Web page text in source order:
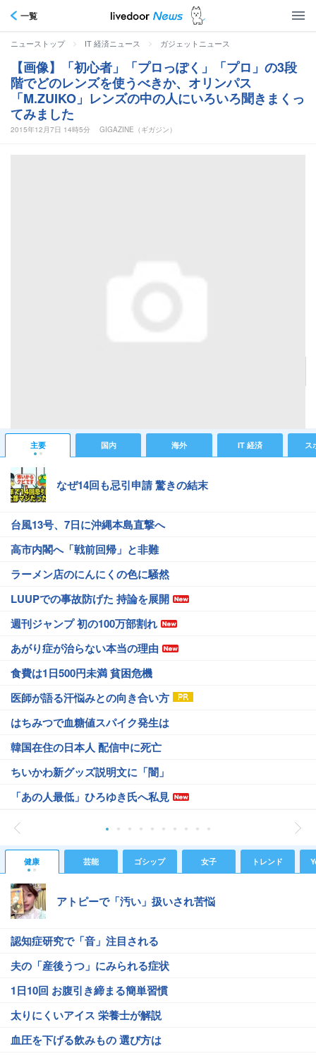
一覧
ニューストップ > IT 経済ニュース > ガジェットニュース
【画像】「初心者」「プロっぽく」「プロ」の3段
階でどのレンズを使うべきか、オリンパス
「M.ZUIKO」レンズの中の人にいろいろ聞きまくっ
てみました
2015年12月7日 14時5分 GIGAZINE（ギガジン）
主要 国内 海外 IT 経済 ス
なぜ14回も忌引申請 驚きの結末
台風13号、7日に沖縄本島直撃へ
高市内閣へ「戦前回帰」と非難
ラーメン店のにんにくの色に騒然
LUUPでの事故防げた 持論を展開
週刊ジャンプ 初の100万部割れ
あがり症が治らない本当の理由
食費は1日500円未満 貧困危機
医師が語る汗悩みとの向き合い方
はちみつで血糖値スパイク発生は
韓国在住の日本人 配信中に死亡
ちいかわ新グッズ説明文に「闇」
「あの人最低」ひろゆき氏へ私見
健康 芸能 ゴシップ 女子 トレンド
アトピーで「汚い」扱いされ苦悩
認知症研究で「音」注目される
夫の「産後うつ」にみられる症状
1日10回 お腹引き締まる簡単習慣
太りにくいアイス 栄養士が解説
血圧を下げる飲みもの 選び方は